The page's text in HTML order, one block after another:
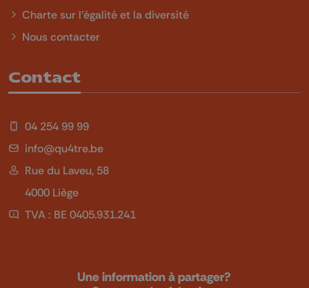
Charte sur l'égalité et la diversité
Nous contacter
Contact
04 254 99 99
info@qu4tre.be
Rue du Laveu, 58
4000 Liège
TVA : BE 0405.931.241
Une information à partager?